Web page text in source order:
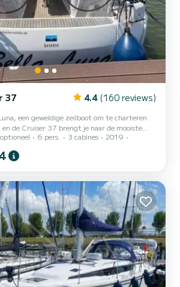
37 4.4 (160 reviews)
een geweldige zeilboot om te charteren.
de Cruiser 37 brengt je naar de mooiste
uitgeven een
deze 11 meter lange zeilboot? U kunt met
aan boord komen en genieten van de 3
andere uitgerust met de volgende...
6 pers. 3 cabines
2019